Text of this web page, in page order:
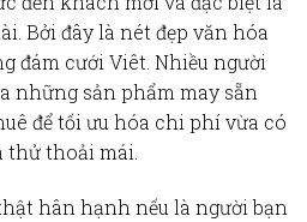
Bởi đây là nét đẹp văn hóa
đám cưới Viêt. Nhiều người
những sản phẩm may sẵn
để tối ưu hóa chi phí vừa có
thử thoải mái.
hân hạnh nếu là người bạn